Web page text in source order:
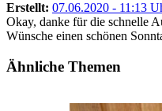
Erstellt: 07.06.2020 - 11:13
Okay, danke für die schnelle
Wünsche einen schönen
Ähnliche Themen